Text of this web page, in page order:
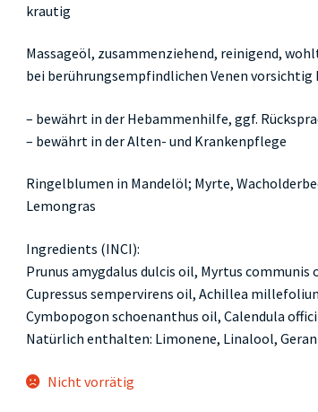
krautig
Massageöl, zusammenziehend, reinigend,
bei berührungsempfindlichen Venen
– bewährt in der Hebammenhilfe, ggf.
– bewährt in der Alten- und Krankenpflege
Ringelblumen in Mandelöl; Myrte,
Lemongras
Ingredients (INCI):
Prunus amygdalus dulcis oil, Myrtus
Cupressus sempervirens oil, Achillea
Cymbopogon schoenanthus oil, Calendula
Natürlich enthalten: Limonene, Linalool,
Nicht vorrätig